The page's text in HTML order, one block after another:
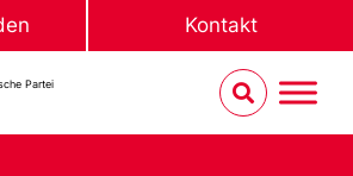
Kontakt
Partei